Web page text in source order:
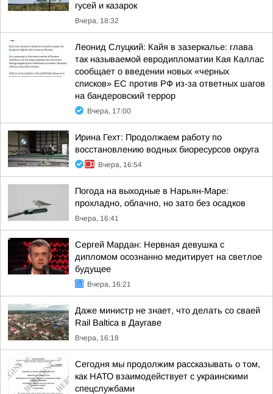
гусей и казарок
Вчера, 18:32
Леонид Слуцкий: Кайя в зазеркалье: глава
так называемой евродипломатии Кая Каллас
сообщает о введении новых «черных
списков» ЕС против РФ из-за ответных шагов
на бандеровский террор
Вчера, 17:00
Ирина Гехт: Продолжаем работу по
восстановлению водных биоресурсов округа
Вчера, 16:54
Погода на выходные в Нарьян-Маре:
прохладно, облачно, но зато без осадков
Вчера, 16:41
Сергей Мардан: Нервная девушка с
дипломом осознанно медитирует на светлое
будущее
Вчера, 16:21
Даже министр не знает, что делать со сваей
Rail Baltica в Даугаве
Вчера, 16:18
Сегодня мы продолжим рассказывать о том,
как НАТО взаимодействует с украинскими
спецслужбами